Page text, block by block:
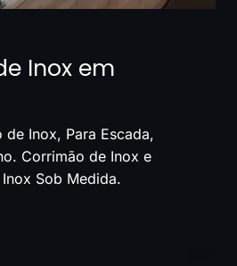
Inox em
Inox, Para Escada,
Corrimão de Inox e
Sob Medida.